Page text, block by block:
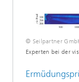
© Seilpartner
Experten bei der